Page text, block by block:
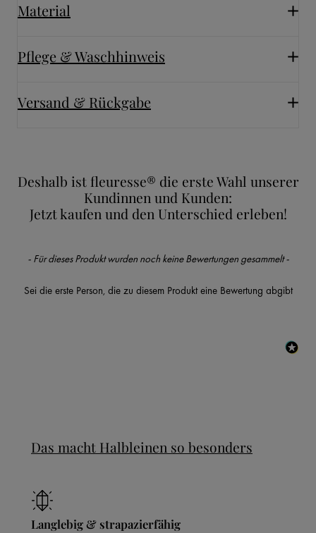
Material
Pflege & Waschhinweis
Versand & Rückgabe
Deshalb ist fleuresse® die erste Wahl unserer
Kundinnen und Kunden:
Jetzt kaufen und den Unterschied erleben!
- Für dieses Produkt wurden noch keine Bewertungen gesammelt -
Sei die erste Person, die zu diesem Produkt eine Bewertung abgibt
New content loaded
Das macht Halbleinen so besonders
Langlebig & strapazierfähig